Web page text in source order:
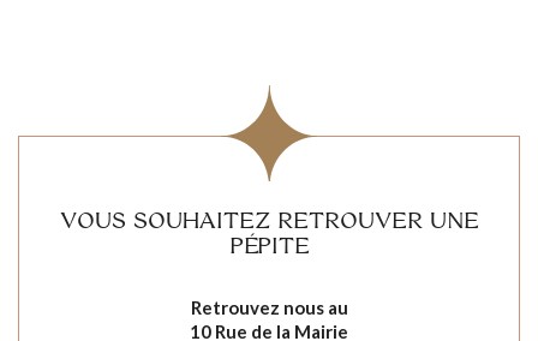
VOUS SOUHAITEZ RETROUVER UNE
PÉPITE
Retrouvez nous au
10 Rue de la Mairie